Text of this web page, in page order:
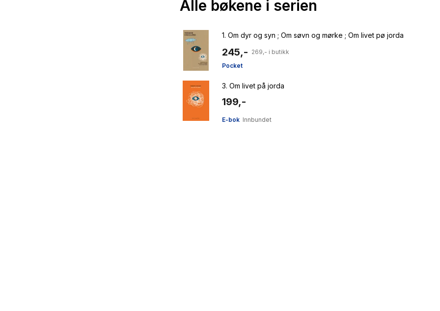
Alle bøkene i serien
1. Om dyr og syn ; Om søvn og mørke ; Om livet pø jorda
245,- 269,- i butikk
Pocket
3. Om livet på jorda
199,-
E-bok Innbundet